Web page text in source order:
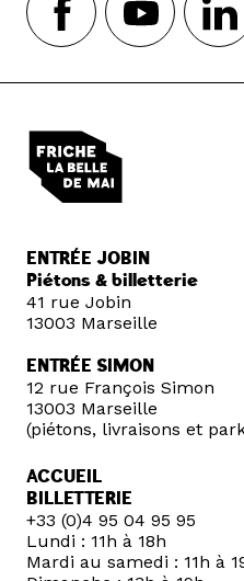
ENTRÉE JOBIN
Piétons & billetterie
41 rue Jobin
13003 Marseille
ENTRÉE SIMON
12 rue François Simon
13003 Marseille
(piétons, livraisons et
ACCUEIL
BILLETTERIE
+33 (0)4 95 04 95 95
Lundi : 11h à 18h
Mardi au samedi : 11h à